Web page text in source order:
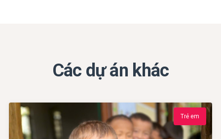
Các dự án khác
Trẻ em